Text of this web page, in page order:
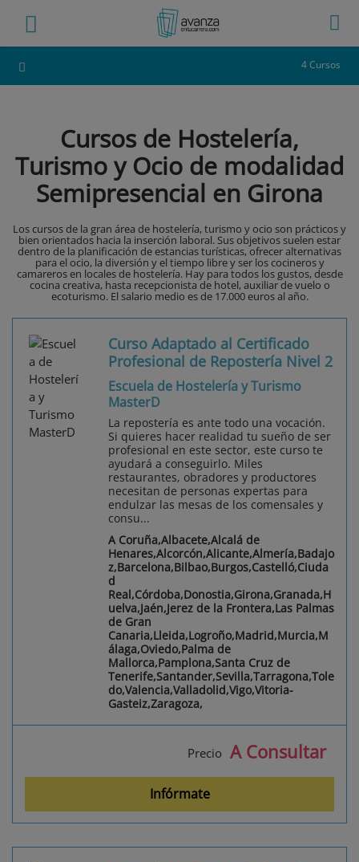
4 Cursos
Cursos de Hostelería,
Turismo y Ocio de modalidad
Semipresencial en Girona
Los cursos de la gran área de hostelería, turismo y ocio son prácticos y
bien orientados hacia la inserción laboral. Sus objetivos suelen estar
dentro de la planificación de estancias turísticas, ofrecer alternativas
para el ocio, la diversión y el tiempo libre y ser los cocineros y
camareros en locales de hostelería. Hay para todos los gustos, desde
cocina creativa, hasta recepcionista de hotel, auxiliar de vuelo o
ecoturismo. El salario medio es de 17.000 euros al año.
Curso Adaptado al Certificado
Profesional de Repostería Nivel 2
Escuela de Hostelería y Turismo
MasterD
La repostería es ante todo una vocación.
Si quieres hacer realidad tu sueño de ser
profesional en este sector, este curso te
ayudará a conseguirlo. Miles
restaurantes, obradores y productores
necesitan de personas expertas para
endulzar las mesas de los comensales y
consu...
A Coruña,Albacete,Alcalá de
Henares,Alcorcón,Alicante,Almería,Badajo
z,Barcelona,Bilbao,Burgos,Castelló,Ciuda
d
Real,Córdoba,Donostia,Girona,Granada,H
uelva,Jaén,Jerez de la Frontera,Las Palmas
de Gran
Canaria,Lleida,Logroño,Madrid,Murcia,M
álaga,Oviedo,Palma de
Mallorca,Pamplona,Santa Cruz de
Tenerife,Santander,Sevilla,Tarragona,Tole
do,Valencia,Valladolid,Vigo,Vitoria-
Gasteiz,Zaragoza,
Precio A Consultar
Infórmate